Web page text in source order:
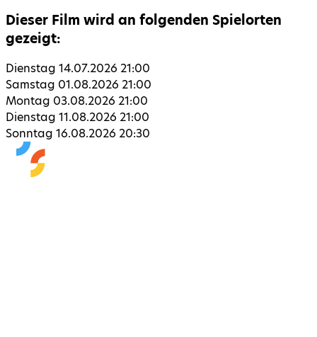
Dieser Film wird an folgenden Spielorten
gezeigt:
Dienstag 14.07.2026 21:00
Samstag 01.08.2026 21:00
Montag 03.08.2026 21:00
Dienstag 11.08.2026 21:00
Sonntag 16.08.2026 20:30